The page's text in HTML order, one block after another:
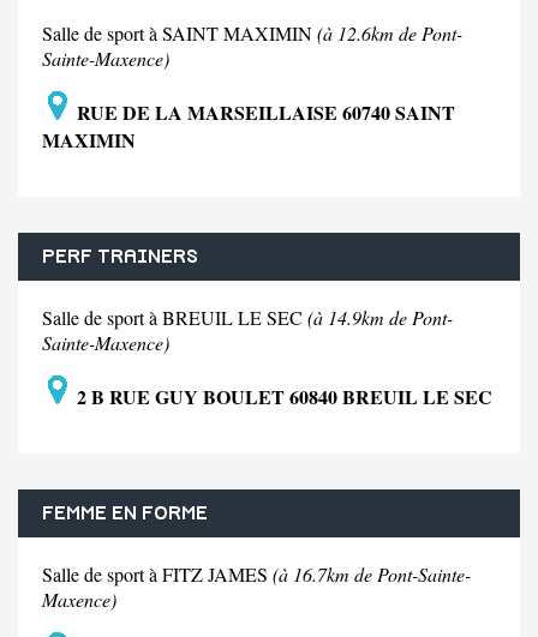
Salle de sport à SAINT MAXIMIN(à 12.6km de Pont-
Sainte-Maxence)
RUE DE LA MARSEILLAISE 60740 SAINT
MAXIMIN
PERF TRAINERS
Salle de sport à BREUIL LE SEC (à 14.9km de Pont-
Sainte-Maxence)
2 B RUE GUY BOULET 60840 BREUIL LE SEC
FEMME EN FORME
Salle de sport à FITZ JAMES (à 16.7km de Pont-Sainte-
Maxence)